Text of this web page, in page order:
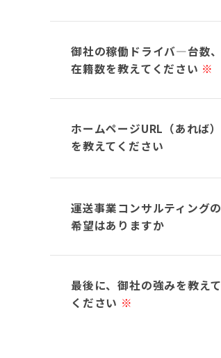
御社の稼働ドライバ―台数、
在籍数を教えてください ※
ホームページURL（あれば）
を教えてください
運送事業コンサルティングの
希望はありますか
最後に、御社の強みを教えて
ください ※